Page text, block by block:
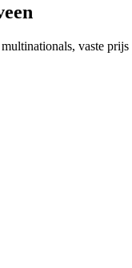
vaste